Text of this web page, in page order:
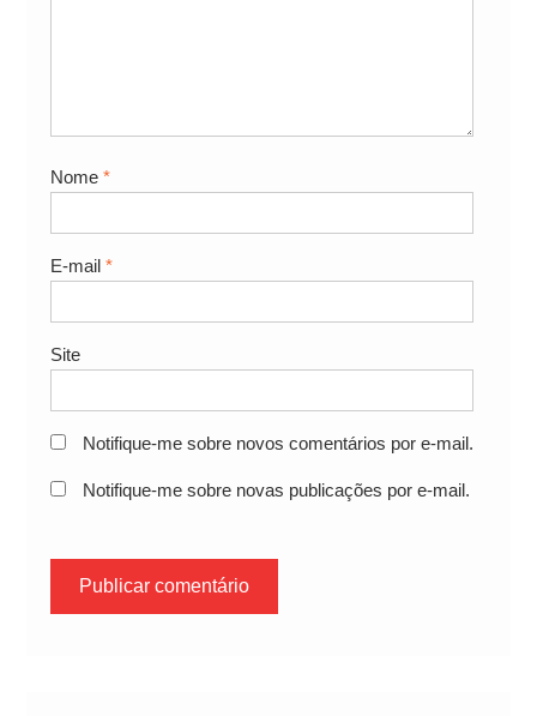
Nome *
E-mail *
Site
Notifique-me sobre novos comentários por e-mail.
Notifique-me sobre novas publicações por e-mail.